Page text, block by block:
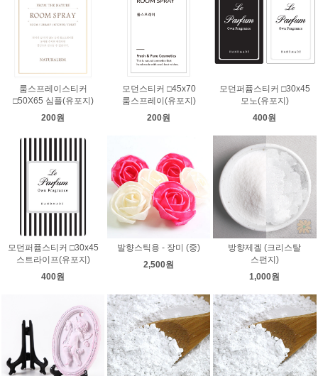
룸스프레이스티커
□50X65 심플(유포지)
200원
모던스티커 □45x70
룸스프레이(유포지)
200원
모던퍼퓸스티커 □30x45
모노(유포지)
400원
모던퍼퓸스티커 □30x45
스트라이프(유포지)
400원
발향스틱용 - 장미 (중)
2,500원
방향제겔 (크리스탈
스펀지)
1,000원